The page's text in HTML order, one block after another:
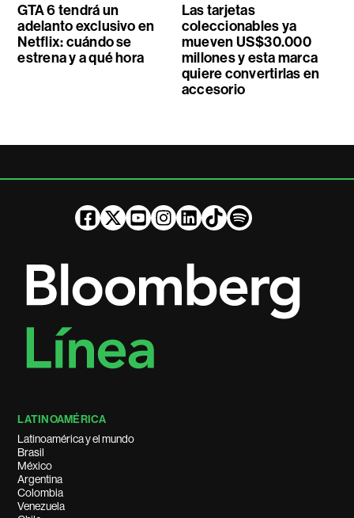
GTA 6 tendrá un
adelanto exclusivo en
Netflix: cuándo se
estrena y a qué hora
Las tarjetas
coleccionables ya
mueven US$30.000
millones y esta marca
quiere convertirlas en
accesorio
LATINOAMÉRICA
Latinoamérica y el mundo
Brasil
México
Argentina
Colombia
Venezuela